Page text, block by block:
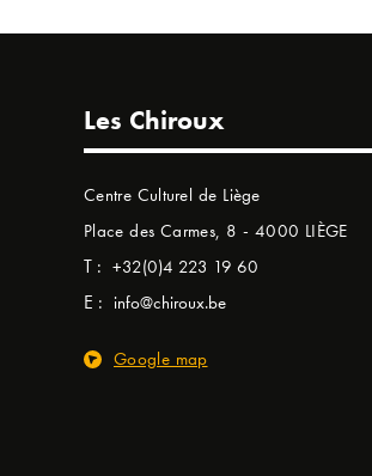
Les Chiroux
Centre Culturel de Liège
Place des Carmes, 8 - 4000 LIÈGE
T : +32(0)4 223 19 60
E : info@chiroux.be
Google map